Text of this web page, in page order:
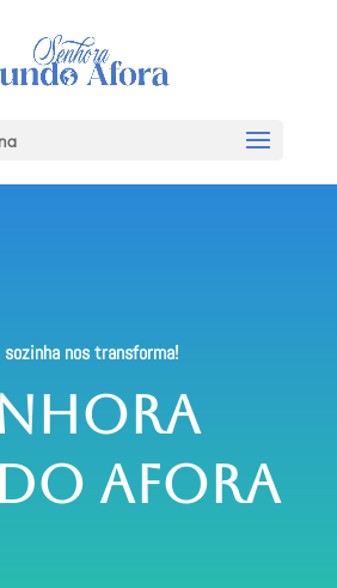
sozinha nos transforma!
Afora